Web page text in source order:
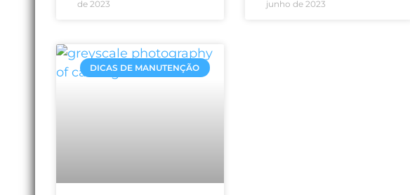
de 2023
junho de 2023
DICAS DE MANUTENÇÃO